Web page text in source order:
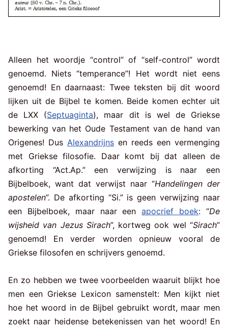
Alleen het woordje “control” of “self-control” wordt
genoemd. Niets “temperance”! Het wordt niet eens
genoemd! En daarnaast: Twee teksten bij dit woord
lijken uit de Bijbel te komen. Beide komen echter uit
de LXX (Septuaginta), maar dit is wel de Griekse
bewerking van het Oude Testament van de hand van
Origenes! Dus Alexandrijns en reeds een vermenging
met Griekse filosofie. Daar komt bij dat alleen de
afkorting “Act.Ap.” een verwijzing is naar een
Bijbelboek, want dat verwijst naar “Handelingen der
apostelen”. De afkorting “Si.” is geen verwijzing naar
een Bijbelboek, maar naar eenapocrief boek: “De
wijsheid van Jezus Sirach”, kortweg ook wel “Sirach”
genoemd! En verder worden opnieuw vooral de
Griekse filosofen en schrijvers genoemd.
En zo hebben we twee voorbeelden waaruit blijkt hoe
men een Griekse Lexicon samenstelt: Men kijkt niet
hoe het woord in de Bijbel gebruikt wordt, maar men
zoekt naar heidense betekenissen van het woord! En